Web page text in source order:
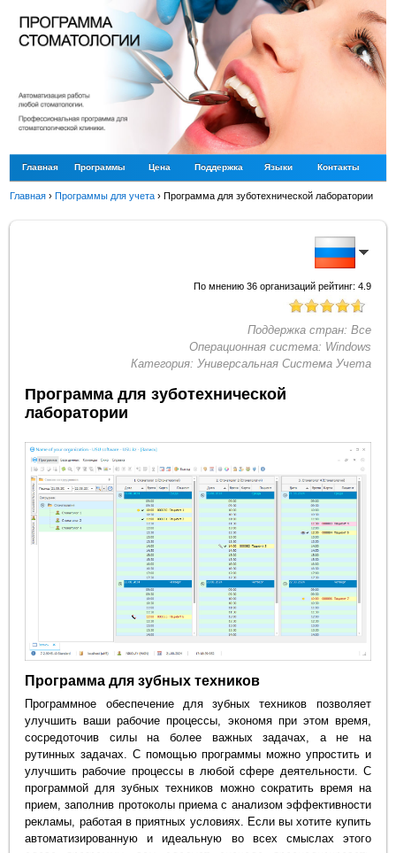
Главная Программы Цена Поддержка Языки Контакты
Главная ›Программы для учета ›Программа для зуботехнической лаборатории
По мнению 36организаций рейтинг: 4.9
Поддержка стран: Все
Операционная система: Windows
Категория: Универсальная Система Учета
Программа для зуботехнической
лаборатории
Программа для зубных техников
Программное обеспечение для зубных техников позволяет
улучшить ваши рабочие процессы, экономя при этом время,
сосредоточив силы на более важных задачах, а не на
рутинных задачах. С помощью программы можно упростить и
улучшить рабочие процессы в любой сфере деятельности. С
программой для зубных техников можно сократить время на
прием, заполнив протоколы приема с анализом эффективности
рекламы, работая в приятных условиях. Если вы хотите купить
автоматизированную и идеальную во всех смыслах этого